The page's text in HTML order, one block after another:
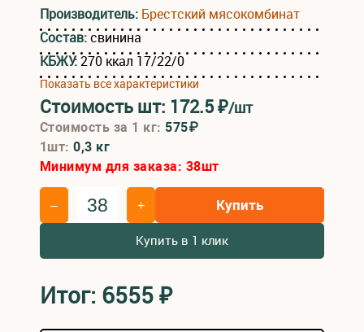
Производитель: Брестский мясокомбинат
Состав:свинина
КБЖУ:270 ккал 17/22/0
Показать все характеристики
Стоимость шт: 172.5₽/шт
Стоимость за 1 кг: 575₽
1шт:0,3 кг
Минимум для заказа: 38шт
– + Купить
Купить в 1 клик
Итог: 6555₽